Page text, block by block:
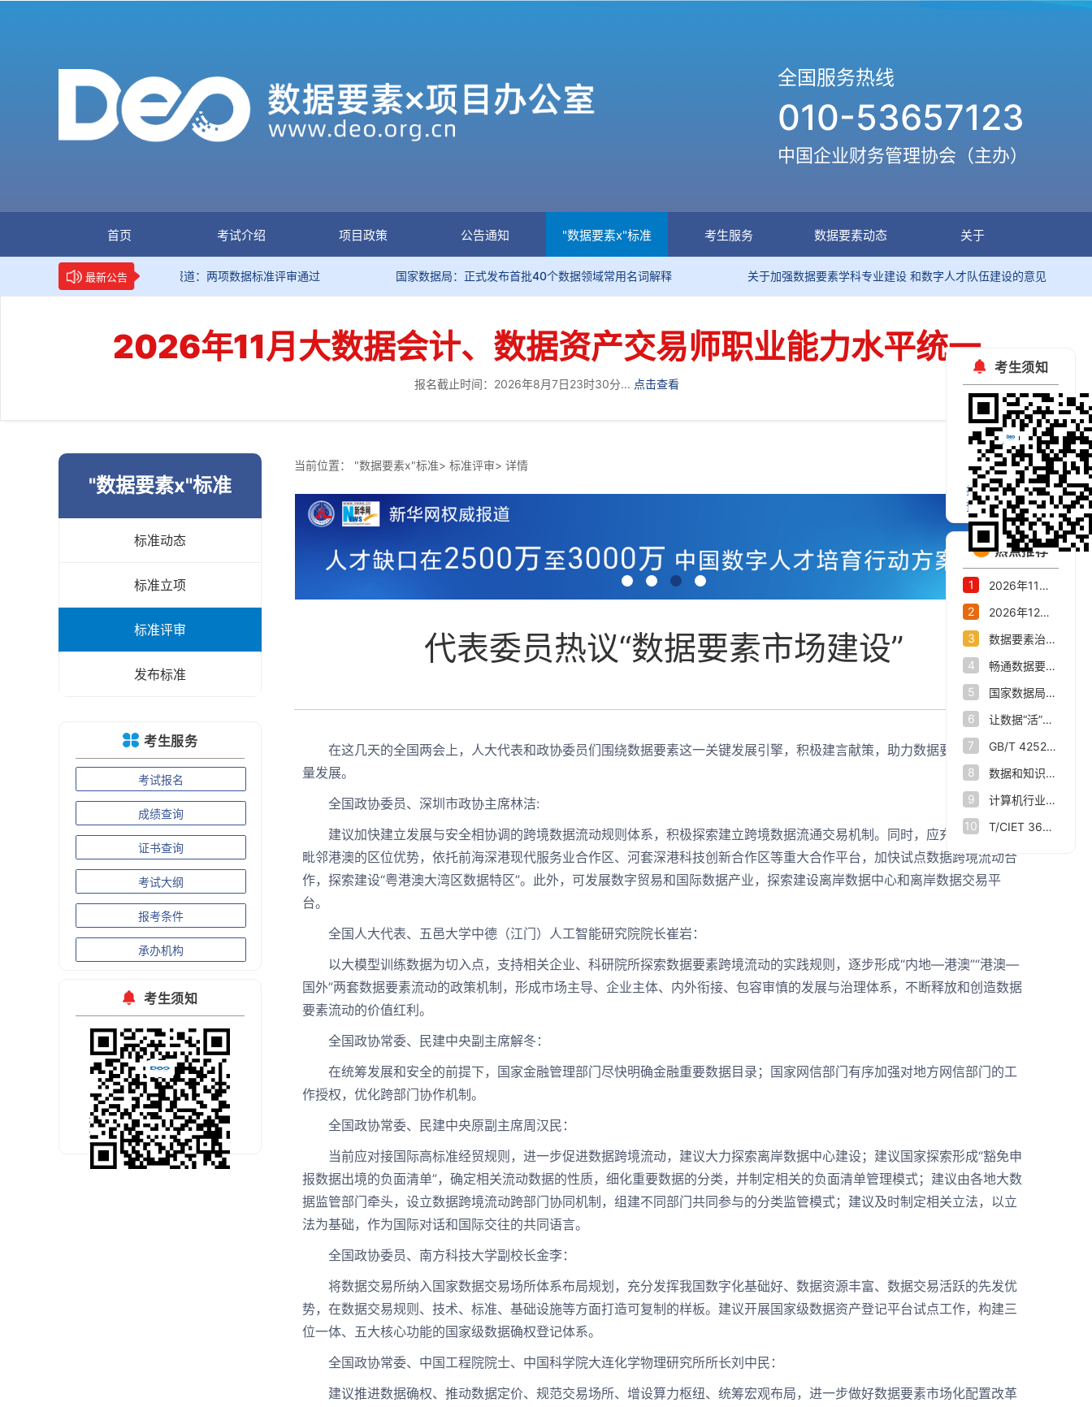
全国服务热线
010-53657123
中国企业财务管理协会（主办）
首页 考试介绍 项目政策 公告通知 "数据要素x"标准 考生服务 数据要素动态 关于
最新公告
新华网权威报道：两项数据标准评审通过 国家数据局：正式发布首批40个数据领域常用名词解释 关于加强数据要素学科专业建设 和数字人才队伍建设的意见
2026年11月大数据会计、数据资产交易师职业能力水平统一
报名截止时间：2026年8月7日23时30分... 点击查看
考生须知
扫码关注官方微信
预约考试公开课
热点推荐
1
2026年11月大数据会计、数据资产交易师职业能力水平统一考试报名公告
2
2026年12月数据资产评估师职业能力水平统一考试报名公告
3
数据要素治理与市场化交流活动在杭州举办高水平重塑全国数字经济第一城
4
畅通数据要素流通“大动脉”——我省数据产业发展态势新观察
5
国家数据局关于印发《关于推进行业高质量数据集建设行动的实施方案》的通知
6
让数据“活”起来，杭州市数据集团打造数据要素改革新范式
7
GB/T 42528-2023 时空大数据技术规范
8
数据和知识双向驱动 让人脑认知规律与人工智能相结合
9
计算机行业点评报告：数据基础设施：数据要素新基座
10
T/CIET 363—2024大数据企业认定规范
"数据要素x"标准
标准动态
标准立项
标准评审
发布标准
考生服务
考试报名
成绩查询
证书查询
考试大纲
报考条件
承办机构
考生须知
扫码关注官方微信
预约考试公开课
当前位置： "数据要素x"标准> 标准评审> 详情
代表委员热议“数据要素市场建设”
在这几天的全国两会上，人大代表和政协委员们围绕数据要素这一关键发展引擎，积极建言献策，助力数据要素市场高质
量发展。
全国政协委员、深圳市政协主席林洁:
建议加快建立发展与安全相协调的跨境数据流动规则体系，积极探索建立跨境数据流通交易机制。同时，应充分发挥深圳
毗邻港澳的区位优势，依托前海深港现代服务业合作区、河套深港科技创新合作区等重大合作平台，加快试点数据跨境流动合
作，探索建设“粤港澳大湾区数据特区”。此外，可发展数字贸易和国际数据产业，探索建设离岸数据中心和离岸数据交易平
台。
全国人大代表、五邑大学中德（江门）人工智能研究院院长崔岩：
以大模型训练数据为切入点，支持相关企业、科研院所探索数据要素跨境流动的实践规则，逐步形成“内地—港澳”“港澳—
国外”两套数据要素流动的政策机制，形成市场主导、企业主体、内外衔接、包容审慎的发展与治理体系，不断释放和创造数据
要素流动的价值红利。
全国政协常委、民建中央副主席解冬：
在统筹发展和安全的前提下，国家金融管理部门尽快明确金融重要数据目录；国家网信部门有序加强对地方网信部门的工
作授权，优化跨部门协作机制。
全国政协常委、民建中央原副主席周汉民：
当前应对接国际高标准经贸规则，进一步促进数据跨境流动，建议大力探索离岸数据中心建设；建议国家探索形成“豁免申
报数据出境的负面清单”，确定相关流动数据的性质，细化重要数据的分类，并制定相关的负面清单管理模式；建议由各地大数
据监管部门牵头，设立数据跨境流动跨部门协同机制，组建不同部门共同参与的分类监管模式；建议及时制定相关立法，以立
法为基础，作为国际对话和国际交往的共同语言。
全国政协委员、南方科技大学副校长金李：
将数据交易所纳入国家数据交易场所体系布局规划，充分发挥我国数字化基础好、数据资源丰富、数据交易活跃的先发优
势，在数据交易规则、技术、标准、基础设施等方面打造可复制的样板。建议开展国家级数据资产登记平台试点工作，构建三
位一体、五大核心功能的国家级数据确权登记体系。
全国政协常委、中国工程院院士、中国科学院大连化学物理研究所所长刘中民：
建议推进数据确权、推动数据定价、规范交易场所、增设算力枢纽、统筹宏观布局，进一步做好数据要素市场化配置改革